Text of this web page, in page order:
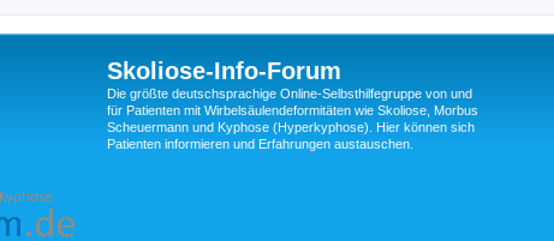
Skoliose-Info-Forum
Die größte deutschsprachige Online-Selbsthilfegruppe von und
für Patienten mit Wirbelsäulendeformitäten wie Skoliose, Morbus
Scheuermann und Kyphose (Hyperkyphose). Hier können sich
Patienten informieren und Erfahrungen austauschen.